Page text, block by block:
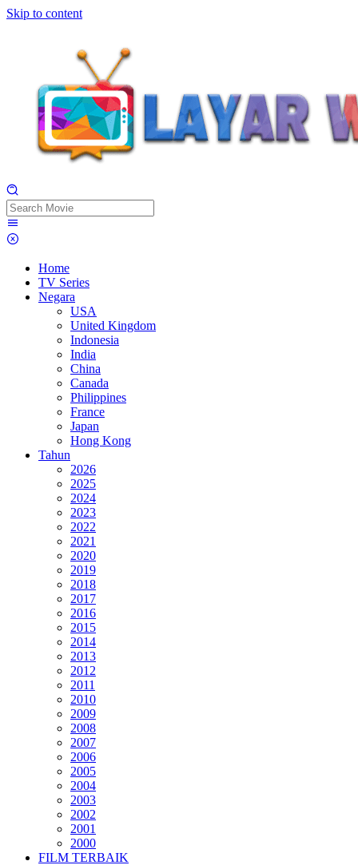
Skip to content
Home
TV Series
Negara
USA
United Kingdom
Indonesia
India
China
Canada
Philippines
France
Japan
Hong Kong
Tahun
2026
2025
2024
2023
2022
2021
2020
2019
2018
2017
2016
2015
2014
2013
2012
2011
2010
2009
2008
2007
2006
2005
2004
2003
2002
2001
2000
FILM TERBAIK